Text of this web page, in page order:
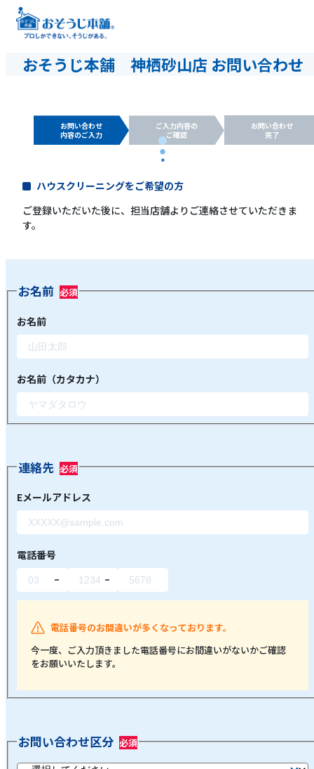
おそうじ本舗 神栖砂山店 お問い合わせ
お問い合わせ
内容のご入力
ご入力内容の
ご確認
お問い合わせ
完了
ハウスクリーニングをご希望の方
ご登録いただいた後に、担当店舗よりご連絡させていただきま
す。
お名前
お名前
お名前（カタカナ）
連絡先
Eメールアドレス
電話番号
電話番号のお間違いが多くなっております。
今一度、ご入力頂きました電話番号にお間違いがないかご確認
をお願いいたします。
お問い合わせ区分